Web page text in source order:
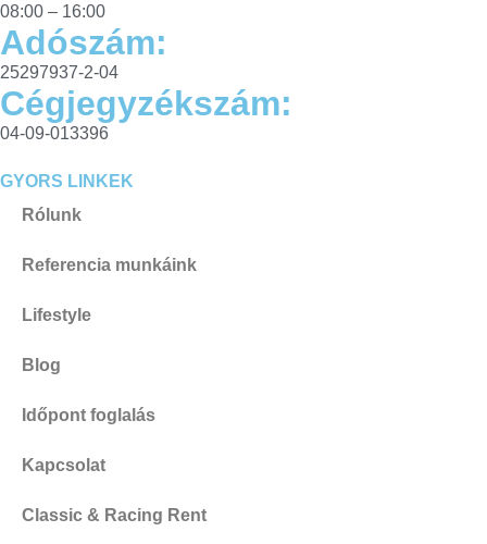
08:00 – 16:00
Adószám:
25297937-2-04
Cégjegyzékszám:
04-09-013396
GYORS LINKEK
Rólunk
Referencia munkáink
Lifestyle
Blog
Időpont foglalás
Kapcsolat
Classic & Racing Rent